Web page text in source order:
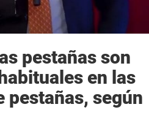
pestañas son
en las
pestañas, según